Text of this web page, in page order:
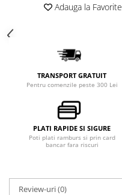
Adauga la Favorite
TRANSPORT GRATUIT
Pentru comenzile peste 300 Lei
PLATI RAPIDE SI SIGURE
Poti plati ramburs si prin card
bancar fara riscuri
Review-uri(0)